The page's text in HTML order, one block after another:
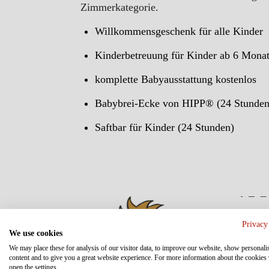
Zimmerkategorie.
Willkommensgeschenk für alle Kinder
Kinderbetreuung für Kinder ab 6
komplette Babyausstattung kostenlos
Babybrei-Ecke von HIPP® (24
Saftbar für Kinder (24 Stunden)
We use cookies
We may place these for analysis of our visitor data, to improve our website, show
content and to give you a great website experience. For more information about the cookies
open the settings.